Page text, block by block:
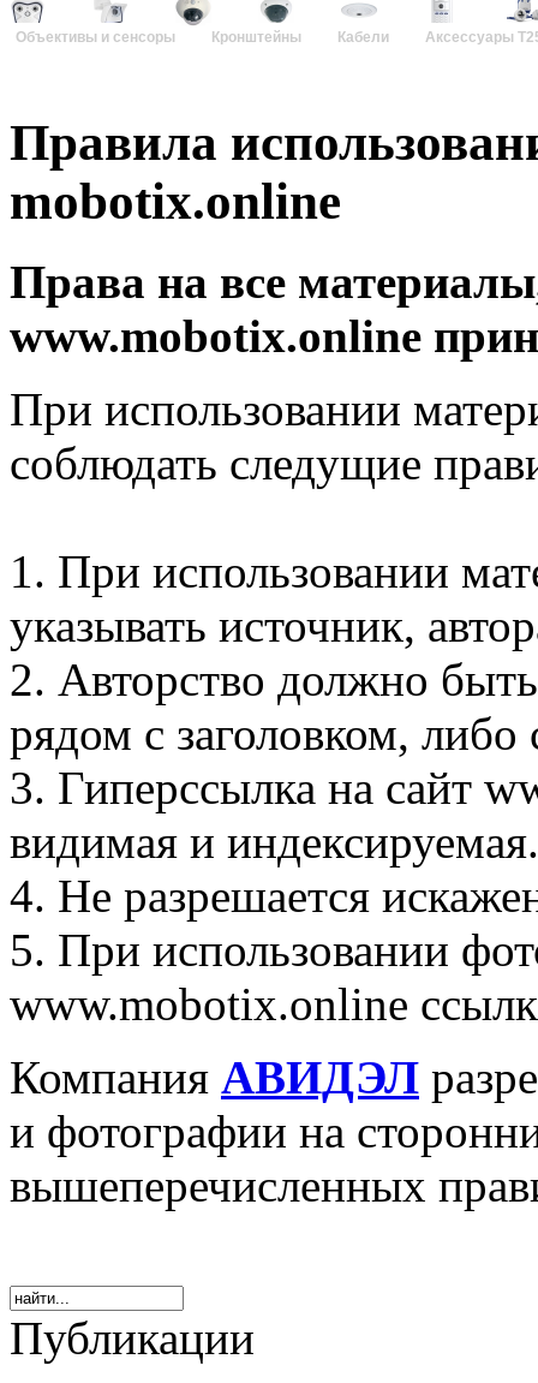
Объективы и сенсоры Кронштейны Кабели Аксессуары
Правила
mobotix.online
Права на все
www.mobotix.online
При использовании
соблюдать следущие
1. При использовании
указывать источник,
2. Авторство должно
рядом с заголовком, либо
3. Гиперссылка на сайт
видимая и индексируемая.
4. Не разрешается
5. При использовании
www.mobotix.online
Компания АВИДЭЛ
и фотографии на
вышеперечисленных
Публикации